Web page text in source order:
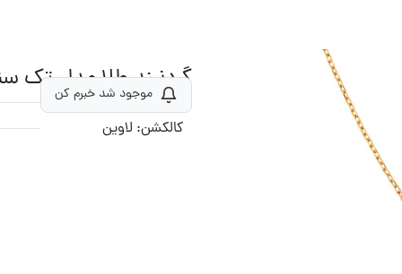
گردنبند طلا مدل تک
موجود شد خبرم کن
کالکشن: لاوین